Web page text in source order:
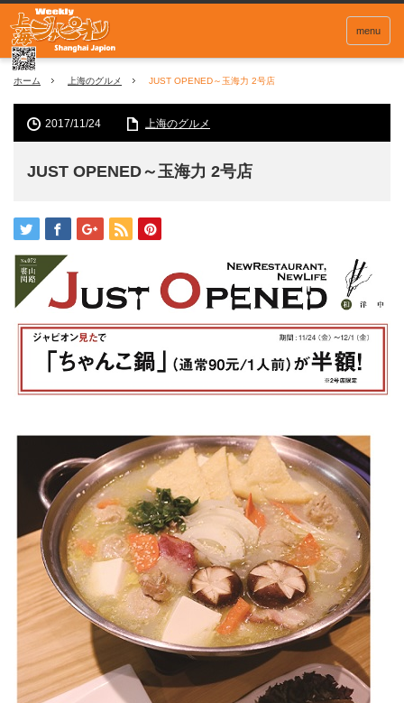
menu
ホーム 上海のグルメ JUST OPENED～玉海力 2号店
2017/11/24 上海のグルメ
JUST OPENED～玉海力 2号店